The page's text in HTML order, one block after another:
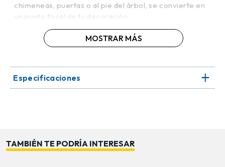
chimeneas, puertas o al pie del árbol, se convierte en
un punto focal de tu decoración.
Fabricada con materiales resistentes, garantiza
durabilidad y permite su uso en múltiples temporadas.
pequeños en la Nochebuena. Su estilo versátil combina
MOSTRAR MÁS
Especificaciones
TAMBIÉN TE PODRÍA INTERESAR